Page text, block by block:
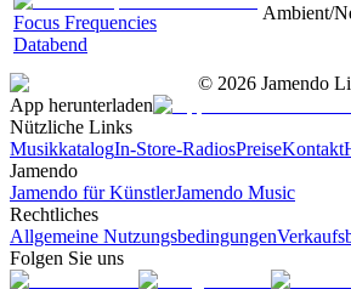
Focus Frequencies
Databend
Ambient/
© 2026 Jamendo
App herunterladen
Nützliche Links
MusikkatalogIn-Store-RadiosPreiseKontakt
Jamendo
Jamendo für KünstlerJamendo Music
Rechtliches
Allgemeine Nutzungsbedingungen
Folgen Sie uns